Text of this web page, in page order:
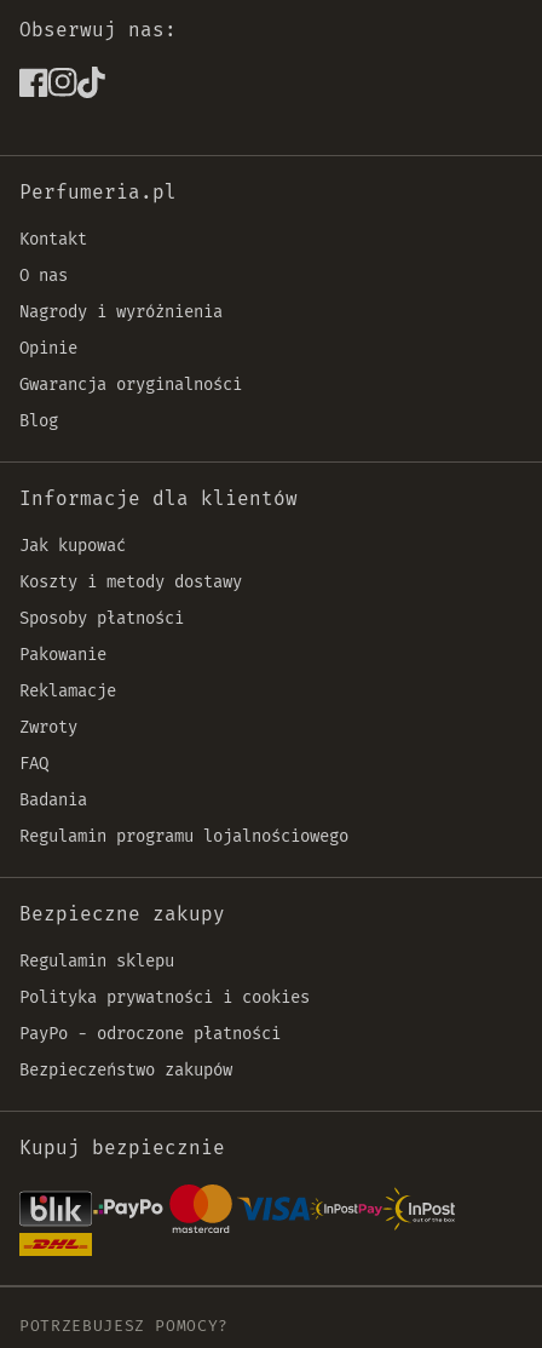
Obserwuj nas:
Perfumeria.pl
Kontakt
O nas
Nagrody i wyróżnienia
Opinie
Gwarancja oryginalności
Blog
Informacje dla klientów
Jak kupować
Koszty i metody dostawy
Sposoby płatności
Pakowanie
Reklamacje
Zwroty
FAQ
Badania
Regulamin programu lojalnościowego
Bezpieczne zakupy
Regulamin sklepu
Polityka prywatności i cookies
PayPo - odroczone płatności
Bezpieczeństwo zakupów
Kupuj bezpiecznie
POTRZEBUJESZ POMOCY?